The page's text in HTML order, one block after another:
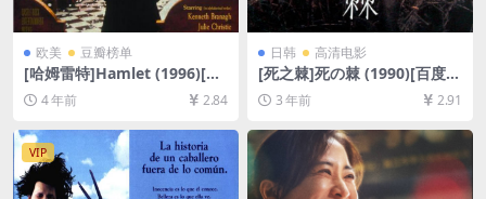
欧美 豆瓣榜单
[哈姆雷特]Hamlet (1996)[百
度网盘+迅雷云盘资源1080P
超清未删减][MP4/15GB][中
文字幕]
4 年前 2.84
日韩 高清电影
[死之棘]死の棘 (1990)[百度网
盘+夸克网盘1080P超清未删
减资源][网盘在线播放/下载]
[MP4/7.4GB][中文字幕]
3 年前 2.91
VIP